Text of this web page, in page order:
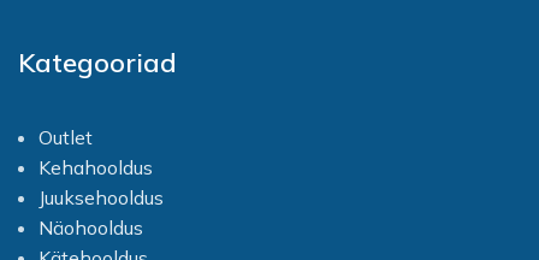
Kategooriad
Outlet
Kehahooldus
Juuksehooldus
Näohooldus